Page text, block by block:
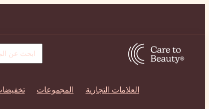
العلامات التجارية المجموعات